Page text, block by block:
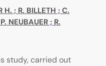
H. ; R. BILLETH ; C.
P. NEUBAUER ; R.
study, carried out